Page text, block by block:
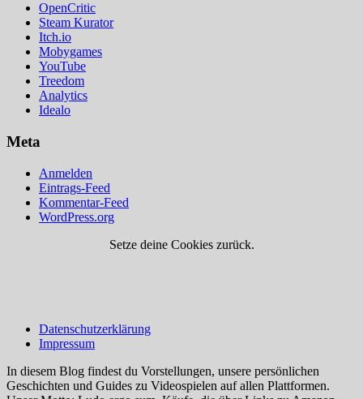
OpenCritic
Steam Kurator
Itch.io
Mobygames
YouTube
Treedom
Analytics
Idealo
Meta
Anmelden
Eintrags-Feed
Kommentar-Feed
WordPress.org
Setze deine Cookies zurück.
Datenschutzerklärung
Impressum
In diesem Blog findest du Vorstellungen, unsere persönlichen
Geschichten und Guides zu Videospielen auf allen Plattformen.